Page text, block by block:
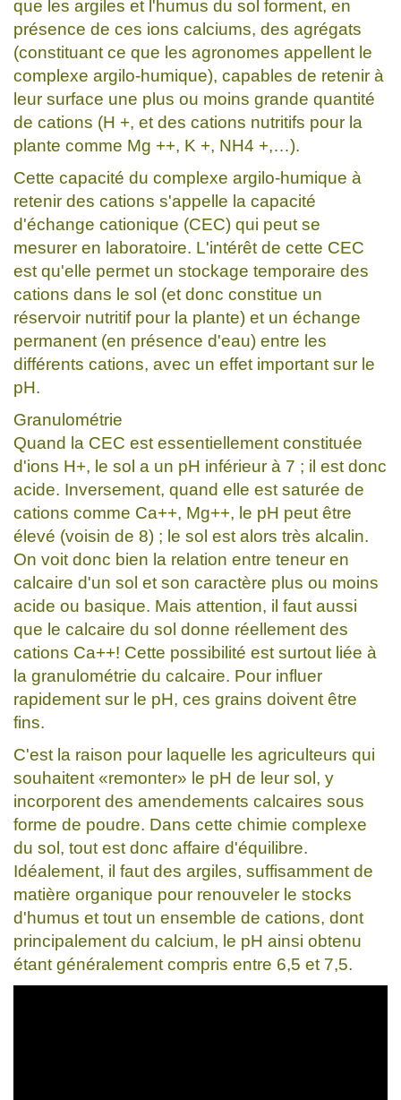
que les argiles et l'humus du sol forment, en
présence de ces ions calciums, des agrégats
(constituant ce que les agronomes appellent le
complexe argilo-humique), capables de retenir à
leur surface une plus ou moins grande quantité
de cations (H +, et des cations nutritifs pour la
plante comme Mg ++, K +, NH4 +,…).
Cette capacité du complexe argilo-humique à
retenir des cations s'appelle la capacité
d'échange cationique (CEC) qui peut se
mesurer en laboratoire. L'intérêt de cette CEC
est qu'elle permet un stockage temporaire des
cations dans le sol (et donc constitue un
réservoir nutritif pour la plante) et un échange
permanent (en présence d'eau) entre les
différents cations, avec un effet important sur le
pH.
Granulométrie
Quand la CEC est essentiellement constituée
d'ions H+, le sol a un pH inférieur à 7 ; il est donc
acide. Inversement, quand elle est saturée de
cations comme Ca++, Mg++, le pH peut être
élevé (voisin de 8) ; le sol est alors très alcalin.
On voit donc bien la relation entre teneur en
calcaire d'un sol et son caractère plus ou moins
acide ou basique. Mais attention, il faut aussi
que le calcaire du sol donne réellement des
cations Ca++! Cette possibilité est surtout liée à
la granulométrie du calcaire. Pour influer
rapidement sur le pH, ces grains doivent être
fins.
C'est la raison pour laquelle les agriculteurs qui
souhaitent «remonter» le pH de leur sol, y
incorporent des amendements calcaires sous
forme de poudre. Dans cette chimie complexe
du sol, tout est donc affaire d'équilibre.
Idéalement, il faut des argiles, suffisamment de
matière organique pour renouveler le stocks
d'humus et tout un ensemble de cations, dont
principalement du calcium, le pH ainsi obtenu
étant généralement compris entre 6,5 et 7,5.